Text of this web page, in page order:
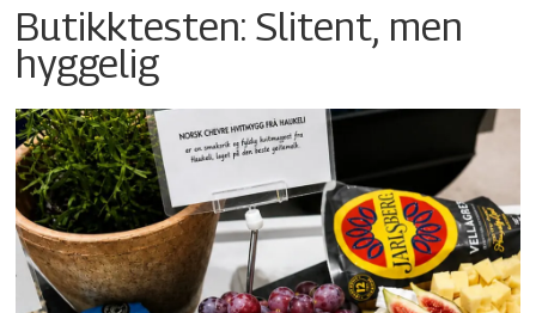
Butikktesten: Slitent, men
hyggelig